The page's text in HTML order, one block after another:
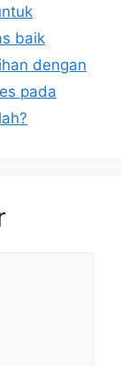
baik
dengan
pada